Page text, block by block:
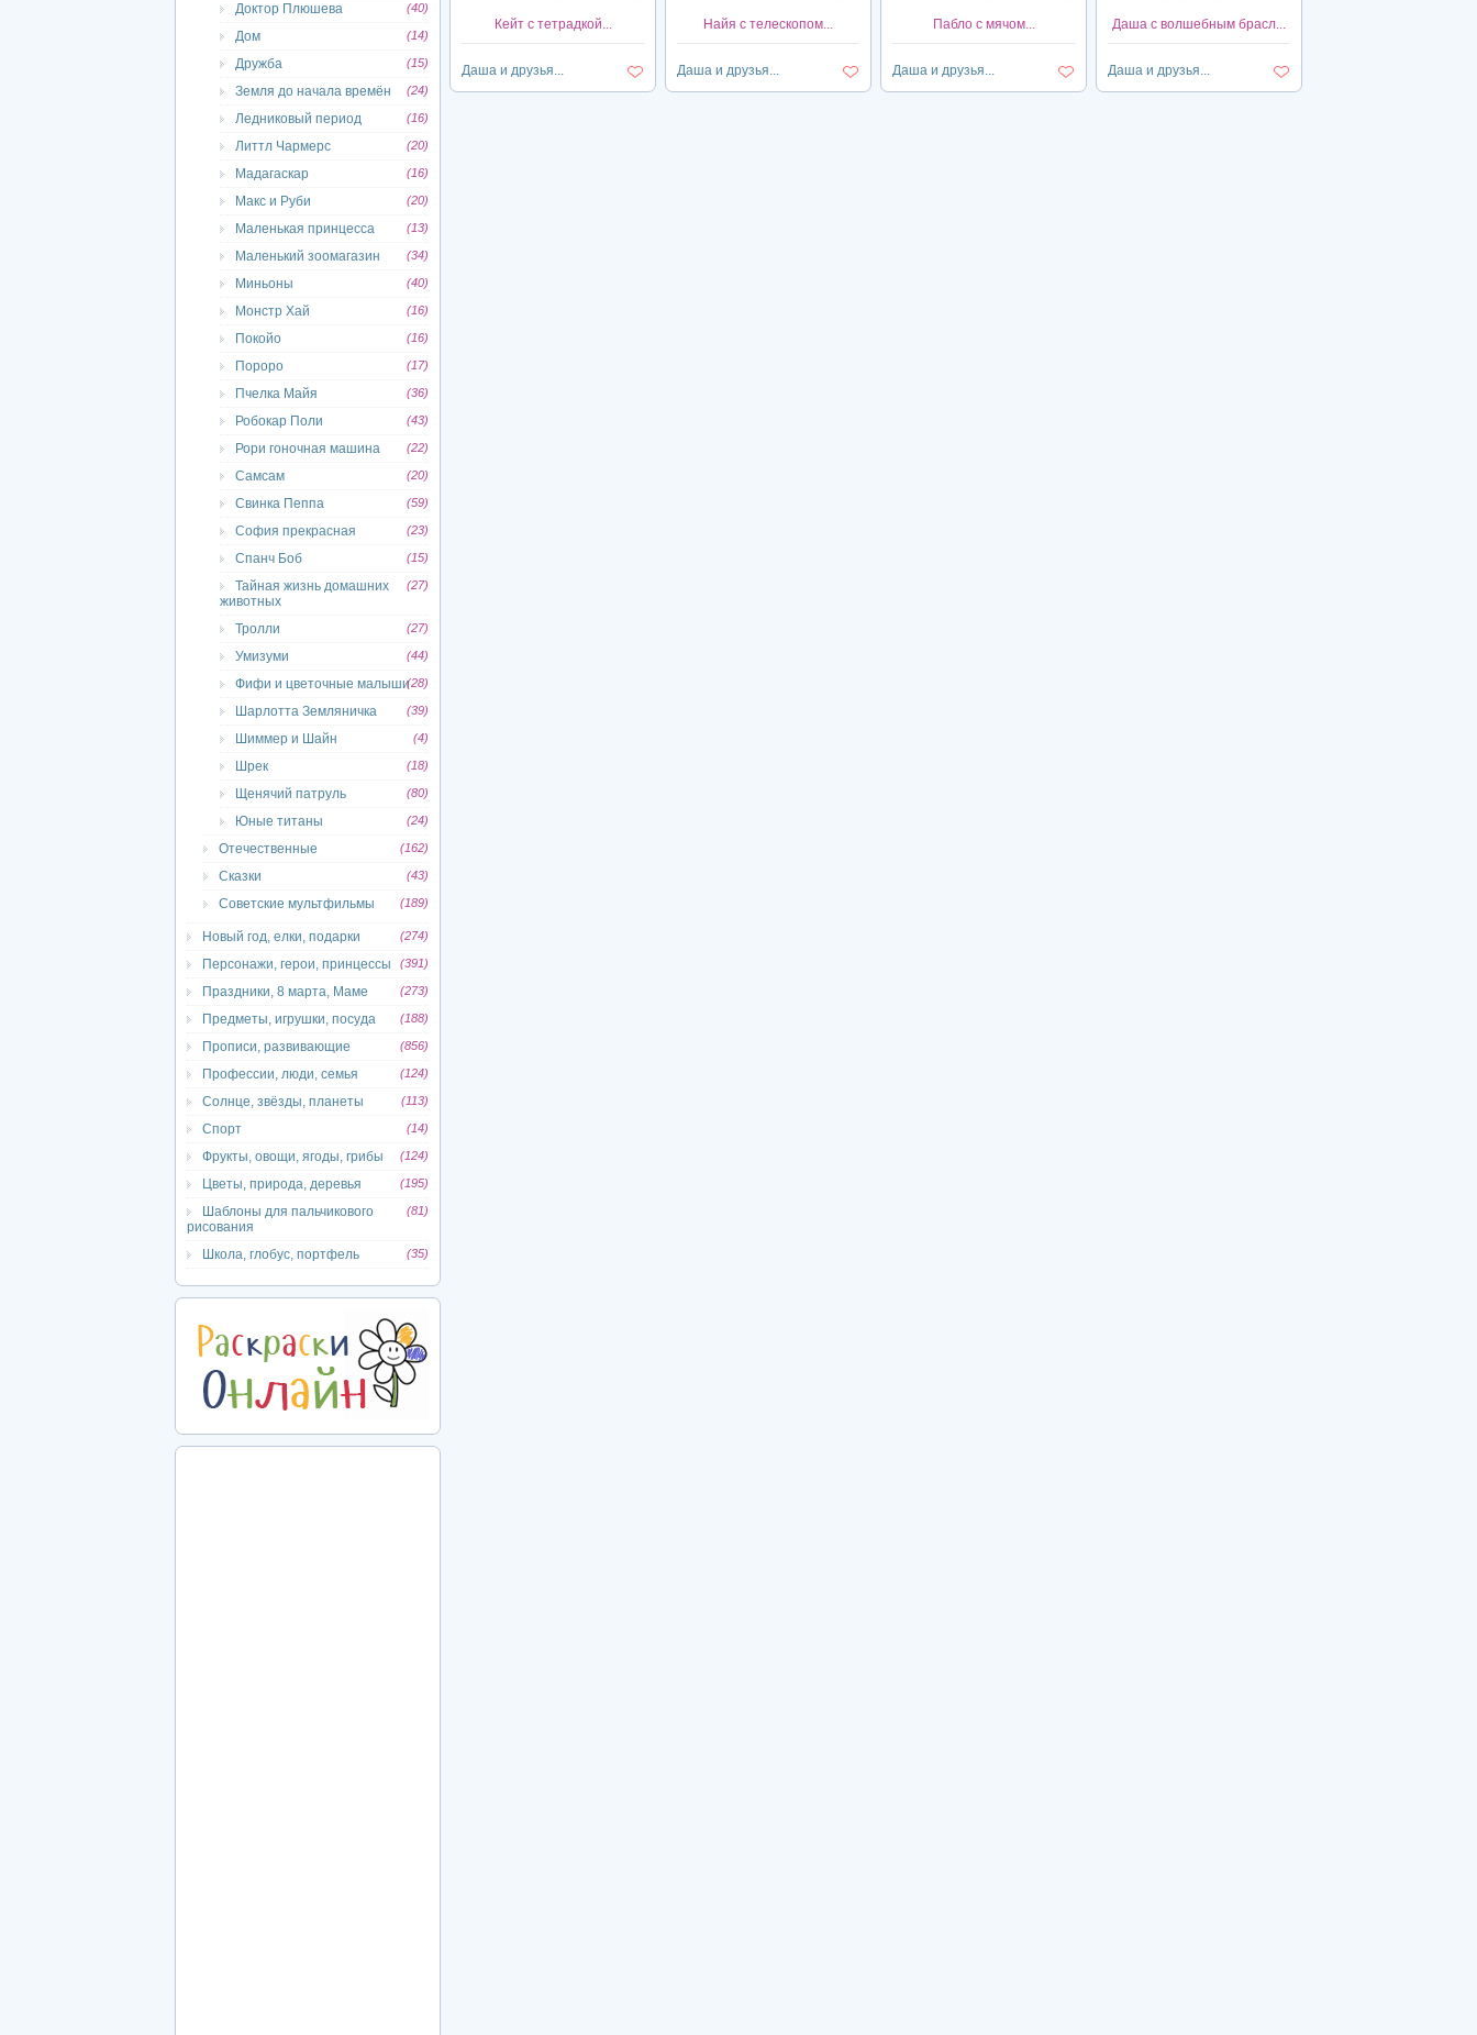
Доктор Плюшева (40)
Дом (14)
Дружба (15)
Земля до начала времён (24)
Ледниковый период (16)
Литтл Чармерс (20)
Мадагаскар (16)
Макс и Руби (20)
Маленькая принцесса (13)
Маленький зоомагазин (34)
Миньоны (40)
Монстр Хай (16)
Покойо (16)
Пороро (17)
Пчелка Майя (36)
Робокар Поли (43)
Рори гоночная машина (22)
Самсам (20)
Свинка Пеппа (59)
София прекрасная (23)
Спанч Боб (15)
Тайная жизнь домашних
животных
(27)
Тролли (27)
Умизуми (44)
Фифи и цветочные малыши(28)
Шарлотта Земляничка (39)
Шиммер и Шайн (4)
Шрек (18)
Щенячий патруль (80)
Юные титаны (24)
Отечественные (162)
Сказки (43)
Советские мультфильмы (189)
Новый год, елки, подарки (274)
Персонажи, герои, принцессы (391)
Праздники, 8 марта, Маме (273)
Предметы, игрушки, посуда (188)
Прописи, развивающие (856)
Профессии, люди, семья (124)
Солнце, звёзды, планеты (113)
Спорт (14)
Фрукты, овощи, ягоды, грибы (124)
Цветы, природа, деревья (195)
Шаблоны для пальчикового
рисования
(81)
Школа, глобус, портфель (35)
Кейт с тетрадкой...
Даша и друзья...
Найя с телескопом...
Даша и друзья...
Пабло с мячом...
Даша и друзья...
Даша с волшебным брасл...
Даша и друзья...